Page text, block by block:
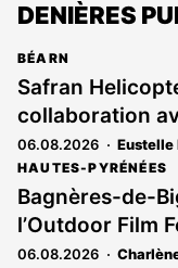
DENIÈRES
BÉARN
Safran
collaboration
06.08.2026 Eustelle
HAUTES-PYRÉNÉES
Bagnères-de-
l’Outdoor Film
06.08.2026